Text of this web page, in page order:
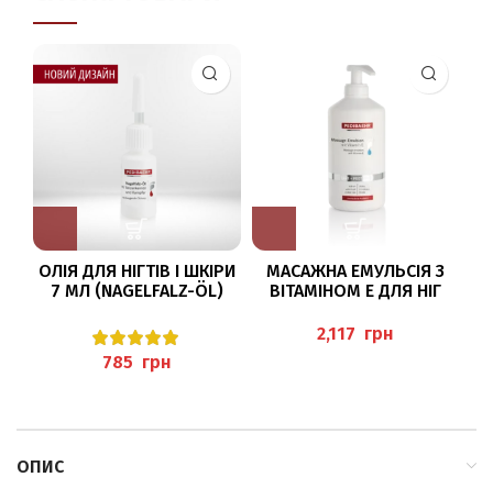
ОЛІЯ ДЛЯ НІГТІВ І ШКІРИ
7 МЛ (NAGELFALZ-ÖL)
З ПАРОСТКАМИ ПШЕНИЦІ
грн
МАСАЖНА ЕМУЛЬСІЯ З
ВІТАМІНОМ Е ДЛЯ НІГ
EMULSION) PEDIBAEHR
грн
ОПИС